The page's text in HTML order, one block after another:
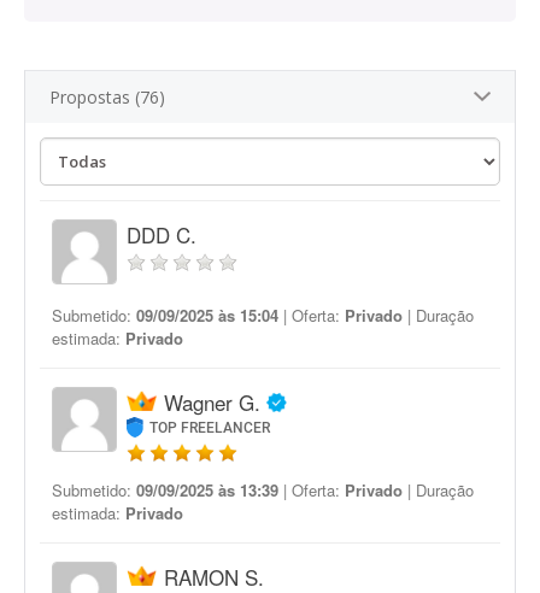
Propostas (76)
DDD C.
Submetido: 09/09/2025 às 15:04 | Oferta: Privado | Duração
estimada: Privado
Wagner G.
TOP FREELANCER
Submetido: 09/09/2025 às 13:39 | Oferta: Privado | Duração
estimada: Privado
RAMON S.